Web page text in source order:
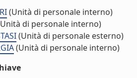
(Unità di personale interno)
di personale interno)
(Unità di personale esterno)
(Unità di personale interno)